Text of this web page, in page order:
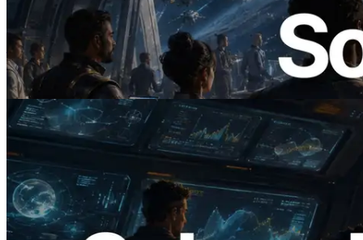
ERPC 發布支援 x402 支付的 Solana RPC
— AI Agent 按需為 API 付款的時代開啟
閱讀此文章